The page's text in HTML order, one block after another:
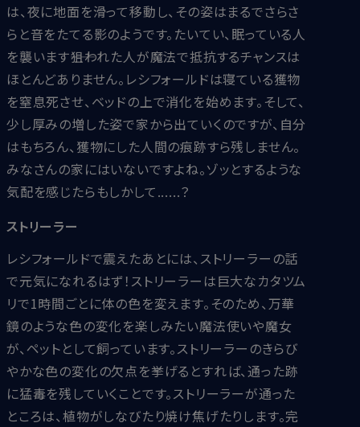
は、夜に地面を滑って移動し、その姿はまるでさらさ
らと音をたてる影のようです。たいてい、眠っている人
を襲います――狙われた人が魔法で抵抗するチャンスは
ほとんどありません。レシフォールドは寝ている獲物
を窒息死させ、ベッドの上で消化を始めます。そして、
少し厚みの増した姿で家から出ていくのですが、自分
はもちろん、獲物にした人間の痕跡すら残しません。
みなさんの家にはいないですよね。ゾッとするような
気配を感じたらもしかして......？
ストリーラー
レシフォールドで震えたあとには、ストリーラーの話
で元気になれるはず！ストリーラーは巨大なカタツム
リで1時間ごとに体の色を変えます。そのため、万華
鏡のような色の変化を楽しみたい魔法使いや魔女
が、ペットとして飼っています。ストリーラーのきらび
やかな色の変化の欠点を挙げるとすれば、通った跡
に猛毒を残していくことです。ストリーラーが通った
ところは、植物がしなびたり焼け焦げたりします。完